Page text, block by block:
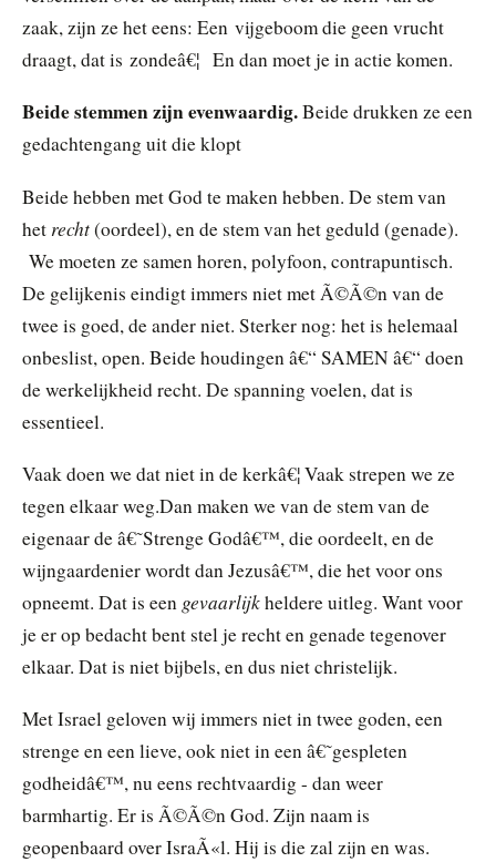
zaak, zijn ze het eens: Een vijgeboom die geen vrucht
draagt, dat is zondeâ€¦ En dan moet je in actie komen.
Beide stemmen zijn evenwaardig.Beide drukken ze een
gedachtengang uit die klopt
Beide hebben met God te maken hebben. De stem van
het recht(oordeel), en de stem van het geduld (genade).
We moeten ze samen horen, polyfoon, contrapuntisch.
De gelijkenis eindigt immers niet met Ã©Ã©n van de
twee is goed, de ander niet. Sterker nog: het is helemaal
onbeslist, open. Beide houdingen â€“ SAMEN â€“ doen
de werkelijkheid recht. De spanning voelen, dat is
essentieel.
Vaak doen we dat niet in de kerkâ€¦ Vaak strepen we ze
tegen elkaar weg.Dan maken we van de stem van de
eigenaar de â€˜Strenge Godâ€™, die oordeelt, en de
wijngaardenier wordt dan Jezusâ€™, die het voor ons
opneemt. Dat is een gevaarlijkheldere uitleg. Want voor
je er op bedacht bent stel je recht en genade tegenover
elkaar. Dat is niet bijbels, en dus niet christelijk.
Met Israel geloven wij immers niet in twee goden, een
strenge en een lieve, ook niet in een â€˜gespleten
godheidâ€™, nu eens rechtvaardig - dan weer
barmhartig. Er is Ã©Ã©n God. Zijn naam is
geopenbaard over IsraÃ«l. Hij is die zal zijn en was.